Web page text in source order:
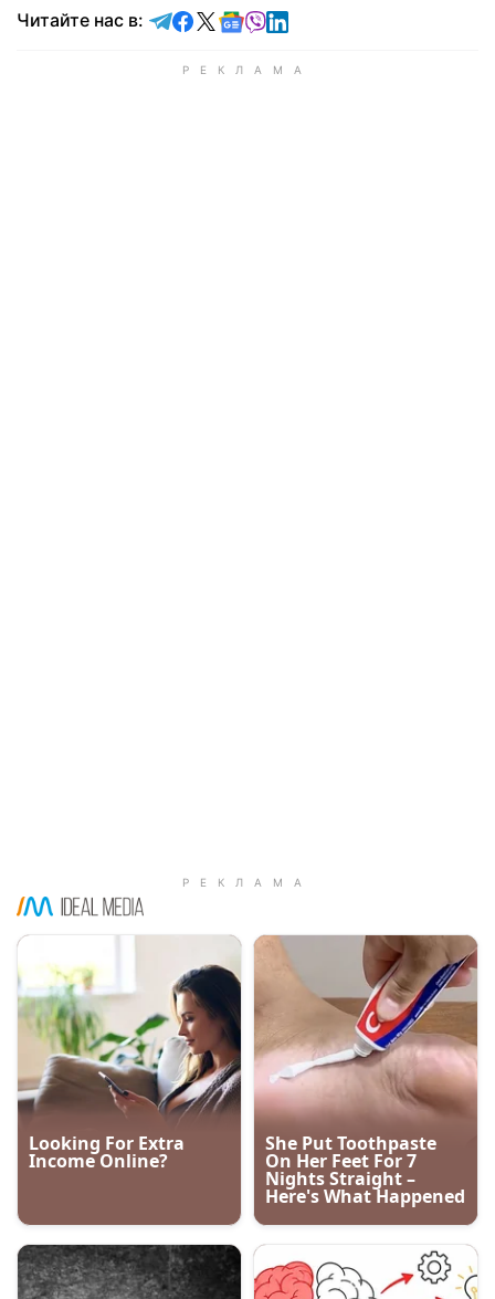
Читайте нас в: Читайте в Telegram
Читайте в Facebook
Читайте в X
Читайте в Google news
Читайте в Viber
Читайте в LinkedIn